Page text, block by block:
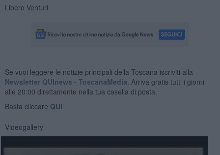
Libero Venturi
Se vuoi leggere le notizie principali della Toscana iscriviti alla
Newsletter QUInews - ToscanaMedia. Arriva gratis tutti i giorni
alle 20:00 direttamente nella tua casella di posta.
Basta cliccare QUI
Videogallery